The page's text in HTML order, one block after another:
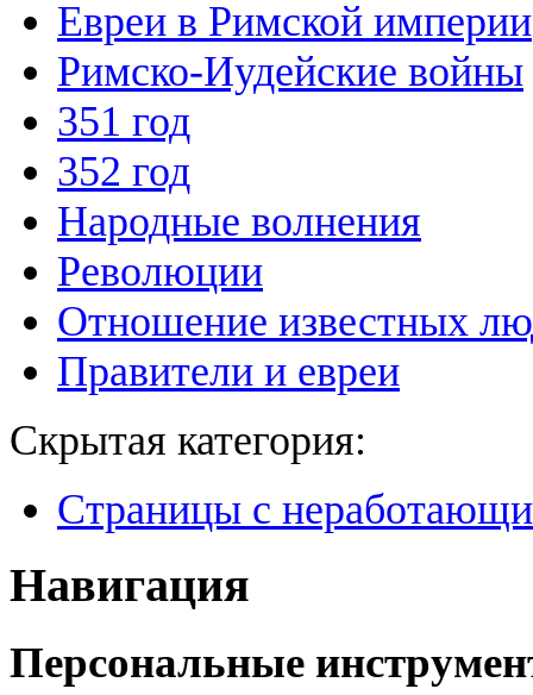
Евреи в Римской империи
Римско-Иудейские войны
351 год
352 год
Народные волнения
Революции
Отношение известных
Правители и евреи
Скрытая категория:
Страницы с
Навигация
Персональные